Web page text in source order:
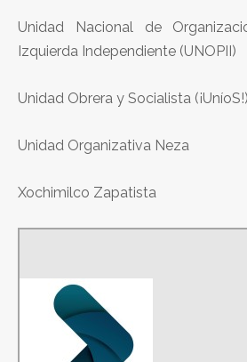
Unidad Nacional de
Izquierda Independiente (UNOPII)
Unidad Obrera y Socialista (¡UníoS!)
Unidad Organizativa Neza
Xochimilco Zapatista